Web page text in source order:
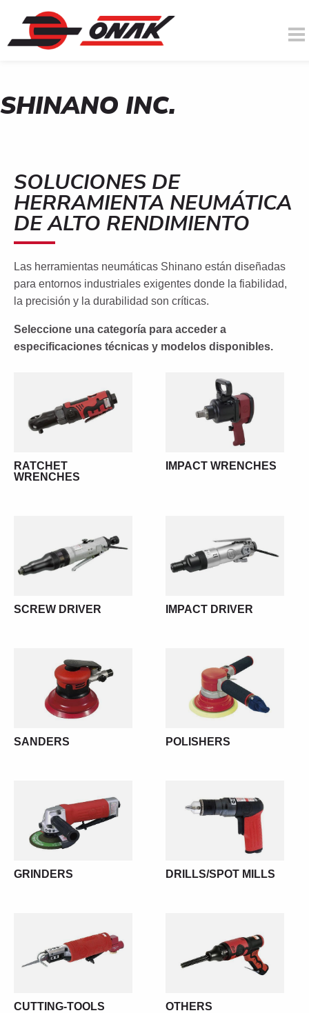
Skip to main content
You are here
SHINANO INC.
SOLUCIONES DE
HERRAMIENTA NEUMÁTICA
DE ALTO RENDIMIENTO
Las herramientas neumáticas Shinano están diseñadas
para entornos industriales exigentes donde la fiabilidad,
la precisión y la durabilidad son críticas.
Seleccione una categoría para acceder a
especificaciones técnicas y modelos disponibles.
RATCHET
WRENCHES
IMPACT WRENCHES
SCREW DRIVER IMPACT DRIVER
SANDERS POLISHERS
GRINDERS DRILLS/SPOT MILLS
CUTTING-TOOLS OTHERS